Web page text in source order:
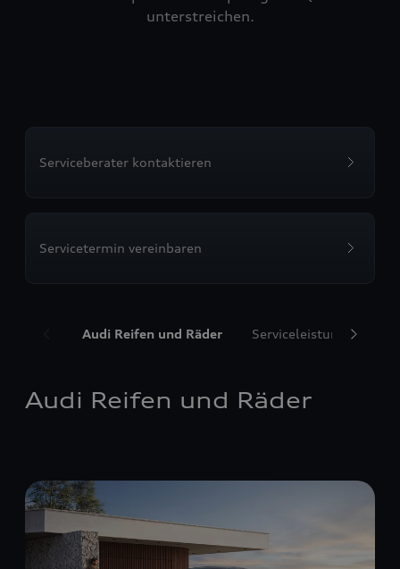
unterstreichen.
Serviceberater kontaktieren
Servicetermin vereinbaren
Audi Reifen und Räder Serviceleistungen
Audi Reifen und Räder